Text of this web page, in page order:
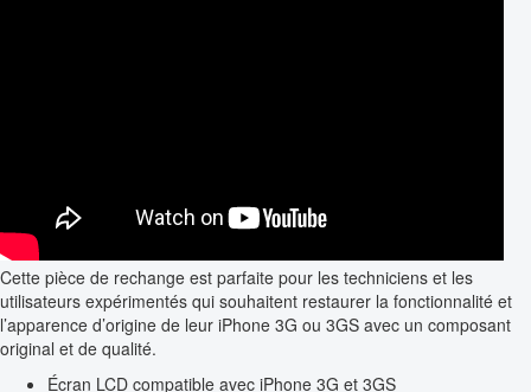
Cette pièce de rechange est parfaite pour les techniciens et les
utilisateurs expérimentés qui souhaitent restaurer la fonctionnalité et
l’apparence d’origine de leur iPhone 3G ou 3GS avec un composant
original et de qualité.
Écran LCD compatible avec iPhone 3G et 3GS